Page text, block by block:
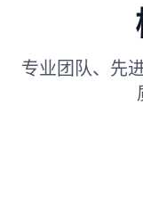
专业团队、先